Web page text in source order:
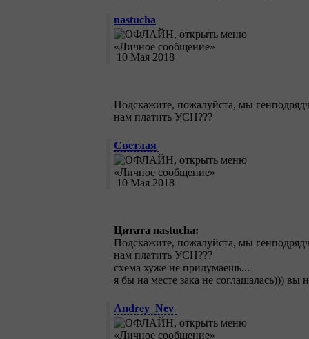
nastucha
10 Мая 2018
Подскажите, пожалуйста, мы
нам платить УСН???
Светлая
10 Мая 2018
Цитата nastucha:
Подскажите, пожалуйста, мы
нам платить УСН???
схема хуже не придумаешь...
я бы на месте зака не соглашалась)))
Andrey_Nev